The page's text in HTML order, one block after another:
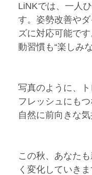
LiNKでは、一人
す。姿勢改善や
ズに対応可能で
動習慣も“楽しみ
写真のように、
フレッシュにも
自然に前向きな
この秋、あなた
く変化していき